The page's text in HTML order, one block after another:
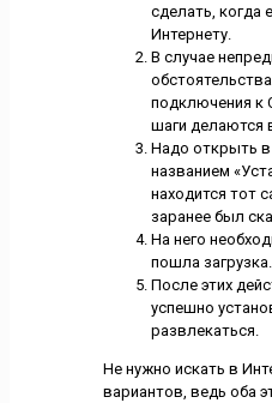
сделать, когда
Интернету.
В случае
подключения к
шаги делаются
Надо открыть в
названием
находится тот
заранее был
На него
пошла загрузка.
После этих
успешно
развлекаться.
Не нужно искать в
вариантов, ведь оба